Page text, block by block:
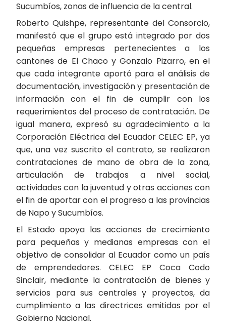
Sucumbíos, zonas de influencia de la central.
Roberto Quishpe, representante del Consorcio,
manifestó que el grupo está integrado por dos
pequeñas empresas pertenecientes a los
cantones de El Chaco y Gonzalo Pizarro, en el
que cada integrante aportó para el análisis de
documentación, investigación y presentación de
información con el fin de cumplir con los
requerimientos del proceso de contratación. De
igual manera, expresó su agradecimiento a la
Corporación Eléctrica del Ecuador CELEC EP, ya
que, una vez suscrito el contrato, se realizaron
contrataciones de mano de obra de la zona,
articulación de trabajos a nivel social,
actividades con la juventud y otras acciones con
el fin de aportar con el progreso a las provincias
de Napo y Sucumbíos.
El Estado apoya las acciones de crecimiento
para pequeñas y medianas empresas con el
objetivo de consolidar al Ecuador como un país
de emprendedores. CELEC EP Coca Codo
Sinclair, mediante la contratación de bienes y
servicios para sus centrales y proyectos, da
cumplimiento a las directrices emitidas por el
Gobierno Nacional.